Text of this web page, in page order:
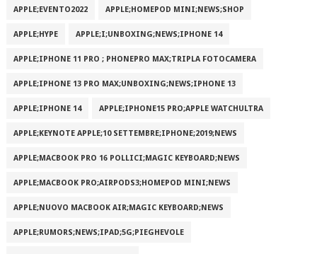
APPLE;EVENTO2022 APPLE;HOMEPOD MINI;NEWS;SHOP
APPLE;HYPE APPLE;I;UNBOXING;NEWS;IPHONE 14
APPLE;IPHONE 11 PRO ; PHONEPRO MAX;TRIPLA FOTOCAMERA
APPLE;IPHONE 13 PRO MAX;UNBOXING;NEWS;IPHONE 13
APPLE;IPHONE 14 APPLE;IPHONE15 PRO;APPLE WATCHULTRA
APPLE;KEYNOTE APPLE;10 SETTEMBRE;IPHONE;2019;NEWS
APPLE;MACBOOK PRO 16 POLLICI;MAGIC KEYBOARD;NEWS
APPLE;MACBOOK PRO;AIRPODS3;HOMEPOD MINI;NEWS
APPLE;NUOVO MACBOOK AIR;MAGIC KEYBOARD;NEWS
APPLE;RUMORS;NEWS;IPAD;5G;PIEGHEVOLE